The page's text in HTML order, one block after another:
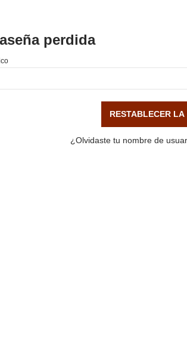
perdida
¿Olvidaste tu nombre de